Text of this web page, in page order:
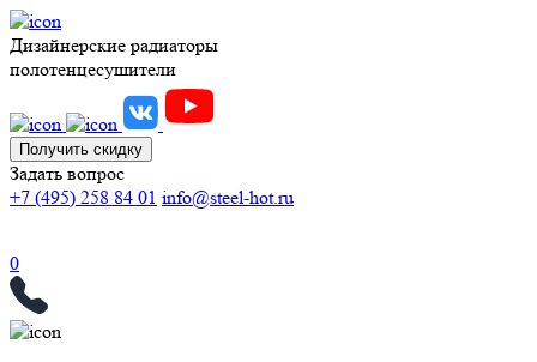
Дизайнерские радиаторы
полотенцесушители
Получить скидку
Задать вопрос
+7 (495) 258 84 01 info@steel-hot.ru
0